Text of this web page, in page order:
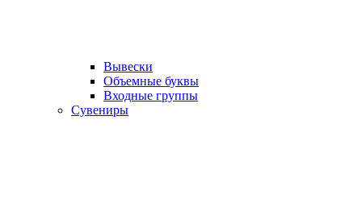
Вывески
Объемные буквы
Входные группы
Сувениры